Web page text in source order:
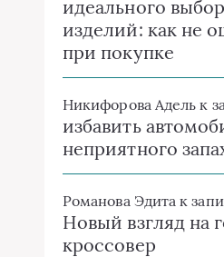
идеального
изделий: как не
при покупке
Никифорова Адель к
избавить
неприятного
Романова Эдита к
Новый взгляд на
кроссовер